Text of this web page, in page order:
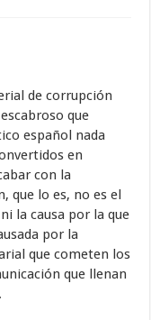
de corrupción
que
español nada
en
con la
que lo es, no es el
la causa por la que
por la
que cometen los
que llenan